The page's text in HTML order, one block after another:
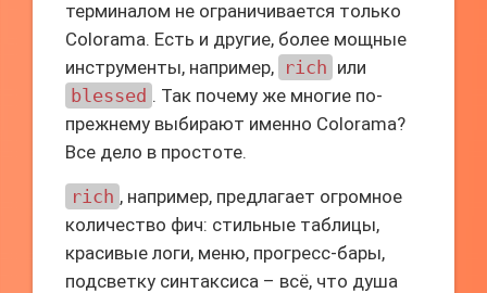
терминалом не ограничивается только
Colorama. Есть и другие, более мощные
инструменты, например, rich или
blessed . Так почему же многие по-
прежнему выбирают именно Colorama?
Все дело в простоте.
rich , например, предлагает огромное
количество фич: стильные таблицы,
красивые логи, меню, прогресс-бары,
подсветку синтаксиса – всё, что душа